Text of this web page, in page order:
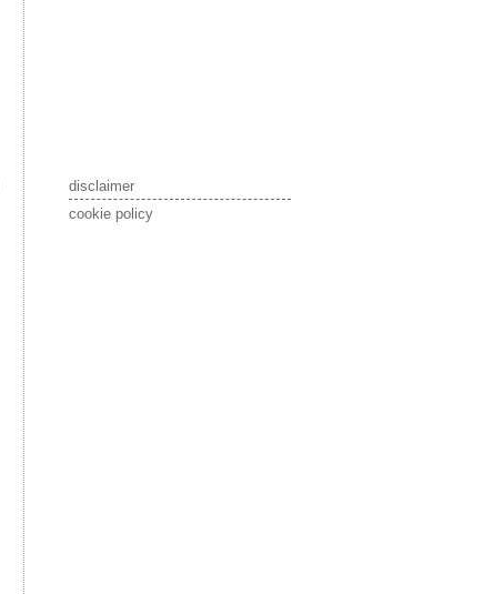
disclaimer
cookie policy